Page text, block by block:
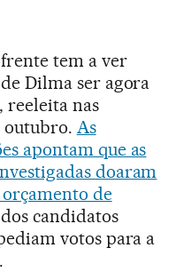
tem a ver
Dilma ser agora
reeleita nas
outubro. As
apontam que as
doaram
orçamento de
candidatos
votos para a